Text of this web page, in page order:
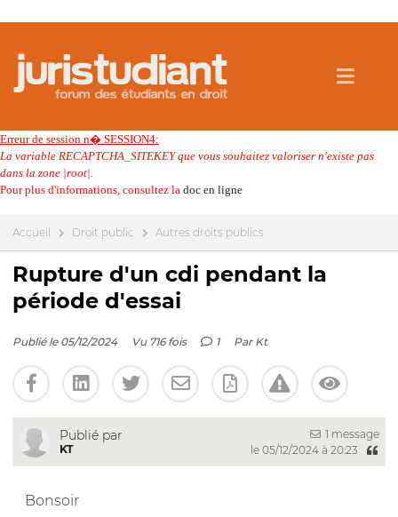
Erreur de session n� SESSION4:
La variable RECAPTCHA_SITEKEY que vous souhaitez valoriser n'existe pas
dans la zone |root|.
Pour plus d'informations, consultez la doc en ligne
Accueil Droit public Autres droits publics
Rupture d'un cdi pendant la
période d'essai
Publié le 05/12/2024 Vu 716 fois 1 Par Kt
Publié par
KT
1 message
le 05/12/2024 à 20:23
Bonsoir